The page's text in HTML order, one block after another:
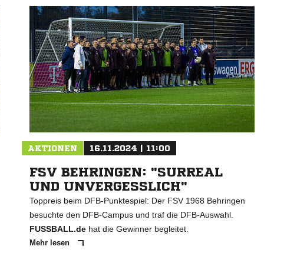
AKTIONEN 16.11.2024 | 11:00
FSV BEHRINGEN: "SURREAL
UND UNVERGESSLICH"
Toppreis beim DFB-Punktespiel: Der FSV 1968 Behringen
besuchte den DFB-Campus und traf die DFB-Auswahl.
FUSSBALL.dehat die Gewinner begleitet.
Mehr lesen